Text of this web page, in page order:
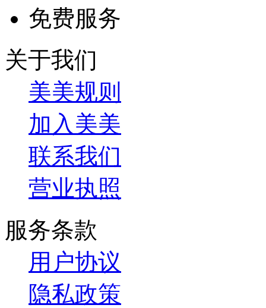
免费服务
关于我们
美美规则
加入美美
联系我们
营业执照
服务条款
用户协议
隐私政策